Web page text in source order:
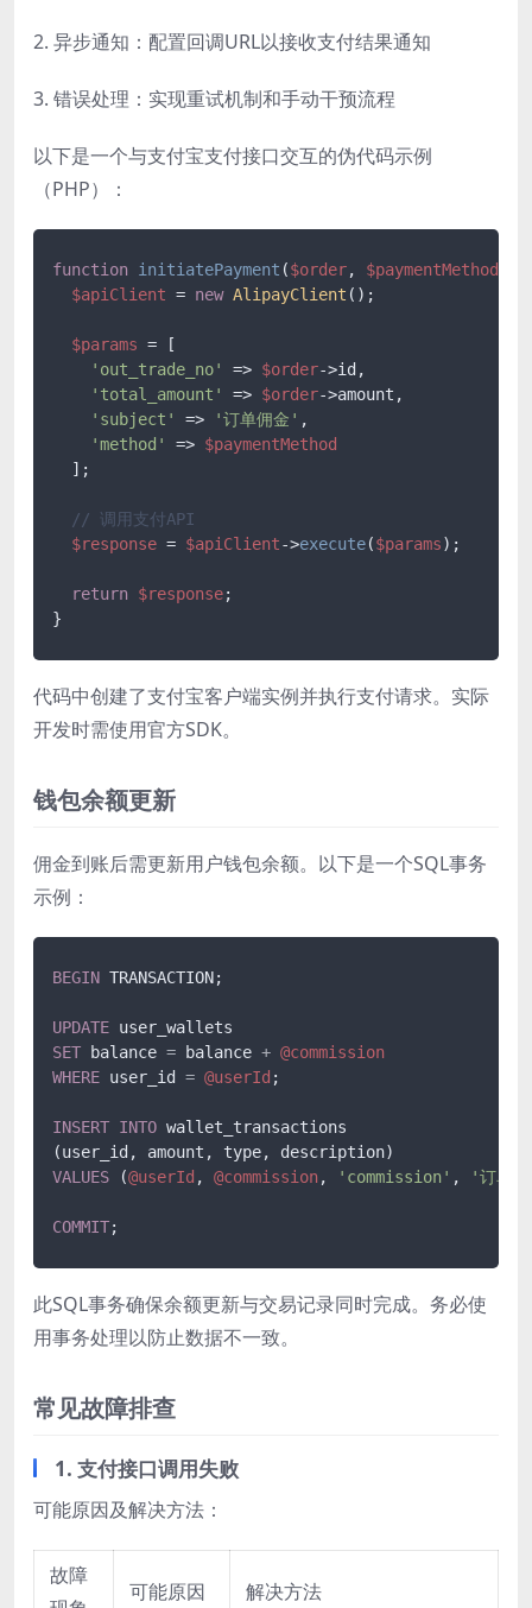
2. 异步通知：配置回调URL以接收支付结果通知
3. 错误处理：实现重试机制和手动干预流程
以下是一个与支付宝支付接口交互的伪代码示例
（PHP）：
function initiatePayment ($order, $paymentMethod
$apiClient = new AlipayClient ();
$params = [
'out_trade_no'
=> $order->id,
'total_amount'
=> $order->amount,
'subject'
=> '订单佣金' ,
'method'
=> $paymentMethod
  ];
// 调用支付API
$response = $apiClient->execute($params);
return $response;
}
代码中创建了支付宝客户端实例并执行支付请求。实际
开发时需使用官方SDK。
钱包余额更新
佣金到账后需更新用户钱包余额。以下是一个SQL事务
示例：
BEGIN TRANSACTION;
UPDATE
SET balance = balance + @commission
WHERE user_id = @userId ;
INSERT INTO wallet_transactions
VALUES (@userId , @commission, 'commission' , '订单
COMMIT;
此SQL事务确保余额更新与交易记录同时完成。务必使
用事务处理以防止数据不一致。
常见故障排查
1. 支付接口调用失败
可能原因及解决方法：
故障
可能原因 解决方法